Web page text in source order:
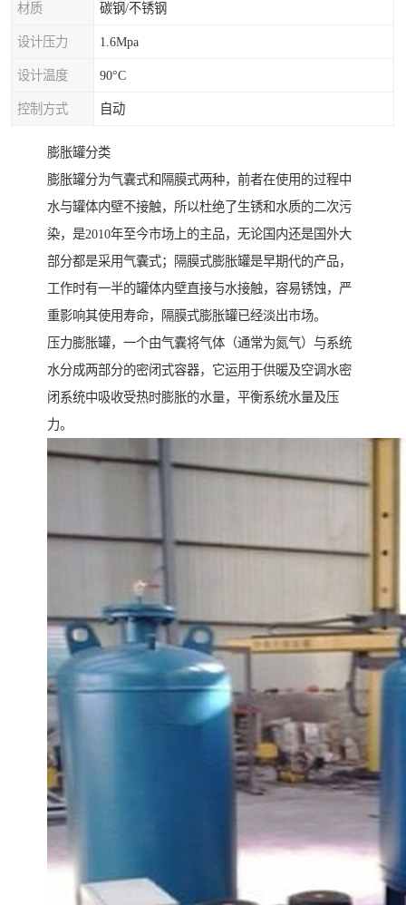
材质 碳钢/不锈钢
设计压力 1.6Mpa
设计温度 90°C
控制方式 自动
膨胀罐分类
膨胀罐分为气囊式和隔膜式两种，前者在使用的过程中
水与罐体内壁不接触，所以杜绝了生锈和水质的二次污
染，是2010年至今市场上的主品，无论国内还是国外大
部分都是采用气囊式；隔膜式膨胀罐是早期代的产品，
工作时有一半的罐体内壁直接与水接触，容易锈蚀，严
重影响其使用寿命，隔膜式膨胀罐已经淡出市场。
压力膨胀罐，一个由气囊将气体（通常为氮气）与系统
水分成两部分的密闭式容器，它运用于供暖及空调水密
闭系统中吸收受热时膨胀的水量，平衡系统水量及压
力。